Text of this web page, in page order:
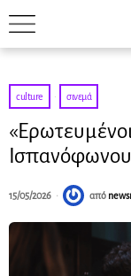
culture · σινεμά
15/05/2026 από